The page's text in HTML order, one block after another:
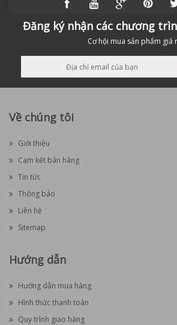
Đăng ký nhận các chương
Cơ hội mua sản phẩm giá
Về chúng tôi
Giới thiệu
Cam kết bán hàng
Tin tức
Thông báo
Liên hệ
Sitemap
Hướng dẫn
Hướng dẫn mua hàng
Hình thức thanh toán
Quy trình giao hàng